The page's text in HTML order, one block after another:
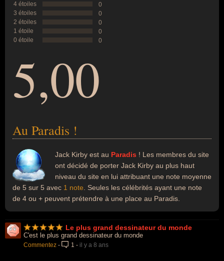
4 étoiles
0
3 étoiles
0
2 étoiles
0
1 étoile
0
0 étoile
0
5,00
Au Paradis !
Jack Kirby est au Paradis ! Les membres du site
ont décidé de porter Jack Kirby au plus haut
niveau du site en lui attribuant une note moyenne
de 5 sur 5 avec 1 note . Seules les célébrités ayant une note
de 4 ou + peuvent prétendre à une place au Paradis.
Le plus grand dessinateur du monde
C'est le plus grand dessinateur du monde
Commentez - 1 - il y a 8 ans